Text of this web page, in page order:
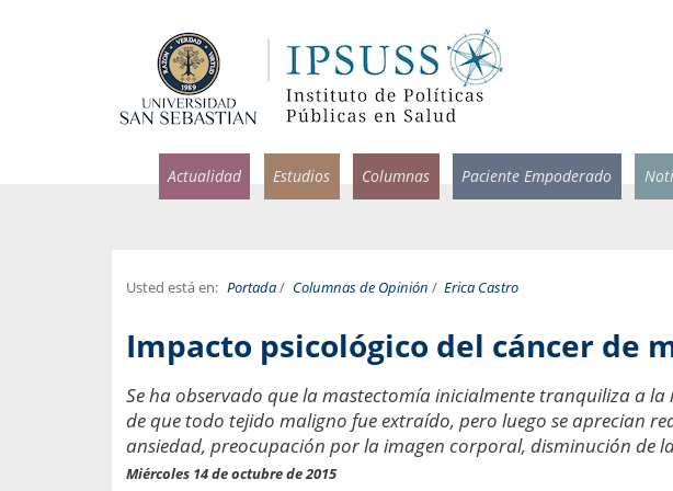
Actualidad Estudios Columnas Paciente Empoderado
Usted está en: Portada/ Columnas de Opinión / Erica Castro
Impacto psicológico del cáncer de
Se ha observado que la mastectomía inicialmente tranquiliza a
de que todo tejido maligno fue extraído, pero luego se aprecian
ansiedad, preocupación por la imagen corporal, disminución de
Miércoles 14 de octubre de 2015
Facultad de Medicina USS.
médicas y
por incapacidad
Infectólogo y profesor asistente de
Medicina, Universidad San Sebastián
Pandemias del mañana
Usamos la palabra pandemia cuando
una enfermedad contagiosa se